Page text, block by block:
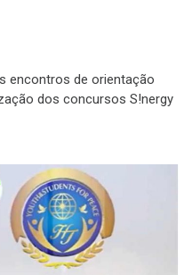
encontros de orientação
dos concursos S!nergy